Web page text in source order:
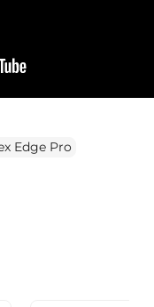
Edge Pro